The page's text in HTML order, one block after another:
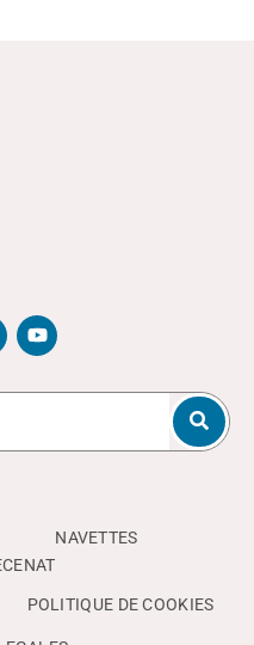
Y
o
u
e
NAVETTES
POLITIQUE DE COOKIES